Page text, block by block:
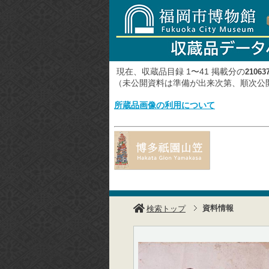
現在、収蔵品目録 1〜41 掲載分の
（未公開資料は準備が出来次第、順次
所蔵品画像の利用について
検索トップ 資料情報